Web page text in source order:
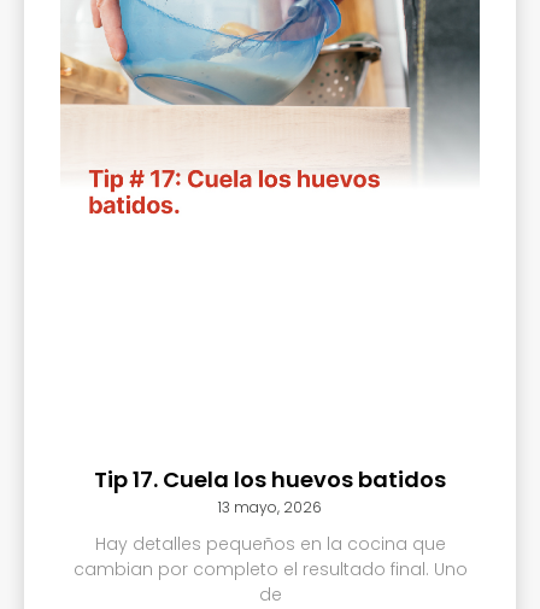
Tip 17. Cuela los huevos batidos
13 mayo, 2026
Hay detalles pequeños en la cocina que
cambian por completo el resultado final. Uno
de